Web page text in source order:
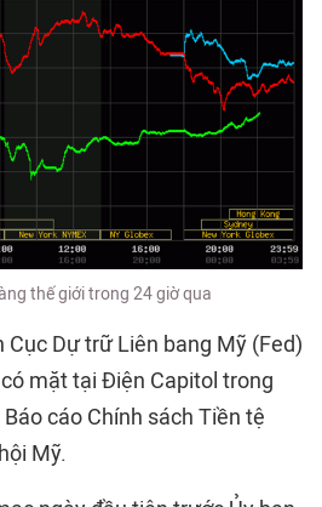
thế giới trong 24 giờ qua
Cục Dự trữ Liên bang Mỹ (Fed)
mặt tại Điện Capitol trong
cáo Chính sách Tiền tệ
Mỹ.